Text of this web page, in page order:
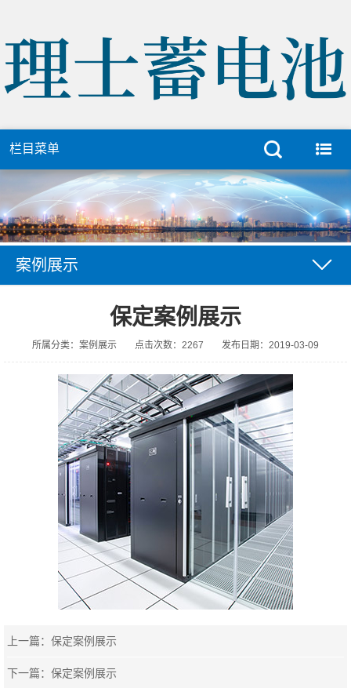
栏目菜单
案例展示
保定案例展示
所属分类：案例展示 点击次数：2267 发布日期：2019-03-09
上一篇：保定案例展示
下一篇：保定案例展示